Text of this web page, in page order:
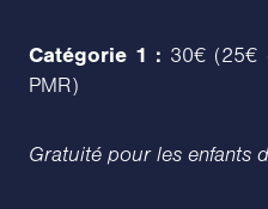
Catégorie 1 : 30€ (25€
PMR)
Gratuité pour les enfants